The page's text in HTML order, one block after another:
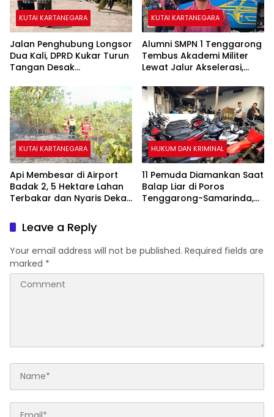
KUTAI KARTANEGARA
Jalan Penghubung Longsor
Dua Kali, DPRD Kukar Turun
Tangan Desak
KUTAI KARTANEGARA
Alumni SMPN 1 Tenggarong
Tembus Akademi Militer
Lewat Jalur Akselerasi,
KUTAI KARTANEGARA
Api Membesar di Airport
Badak 2, 5 Hektare Lahan
Terbakar dan Nyaris Dekati
HUKUM DAN KRIMINAL
11 Pemuda Diamankan Saat
Balap Liar di Poros
Tenggarong-Samarinda,
Leave a Reply
Your email address will not be published. Required fields are
marked *